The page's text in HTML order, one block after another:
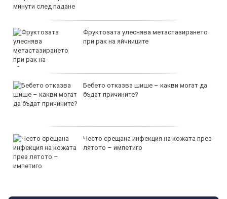
Фруктозата улеснява метастазирането
при рак на яйчниците
Бебето отказва шише – какви могат да
бъдат причините?
Често срещана инфекция на кожата през
лятото – импетиго